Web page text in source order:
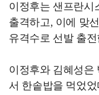
이정후는 샌프란시
출격하고, 이에 맞
유격수로 선발 출
이정후와 김혜성은
서 한솥밥을 먹었